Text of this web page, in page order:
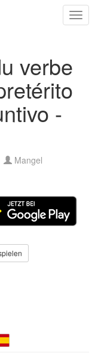
verbe
-
Mangel